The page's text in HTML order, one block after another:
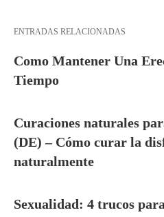
ENTRADAS RELACIONADAS
Como Mantener Una
Tiempo
Curaciones naturales
(DE) – Cómo curar la
naturalmente
Sexualidad: 4 trucos